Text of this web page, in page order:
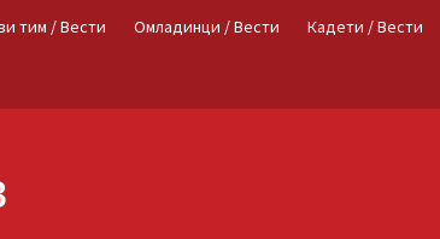
тим / Вести Омладинци / Вести Кадети / Вести